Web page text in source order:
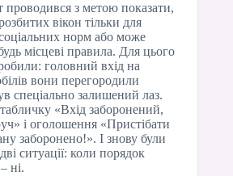
з метою показати,
вікон тільки для
норм або може
місцеві правила. Для цього
головний вхід на
вони перегородили
спеціально залишений лаз.
«Вхід заборонений,
і оголошення «Пристібати
заборонено!». І знову були
ситуації: коли порядок
ні.